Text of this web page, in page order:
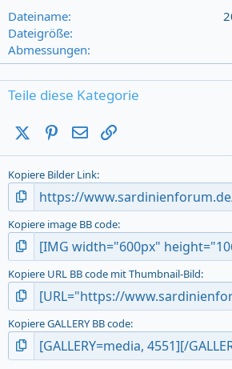
Dateiname
Dateigröße
Abmessungen
Teile diese Kategorie
X (Twitter)Pinterest
E-Mail
Kopiere Bilder Link
Kopiere image BB code
Kopiere URL BB code mit Thumbnail-Bild
Kopiere GALLERY BB code